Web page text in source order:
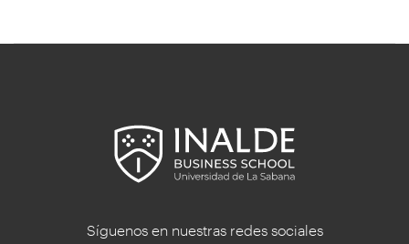
Síguenos en nuestras redes sociales